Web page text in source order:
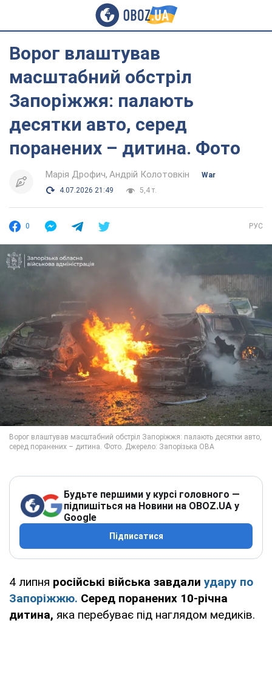
Ворог влаштував
масштабний обстріл
Запоріжжя: палають
десятки авто, серед
поранених – дитина. Фото
Марія Дрофич Андрій Колотовкін
War
4.07.2026 21:49
5,4 т.
0 РУС
Будьте першими у курсі головного —
підпишіться на Новини на OBOZ.UA у
Google
Підписатися
4 липня російські війська завдали удару по
Запоріжжю. Серед поранених 10-річна
дитина, яка перебуває під наглядом медиків.